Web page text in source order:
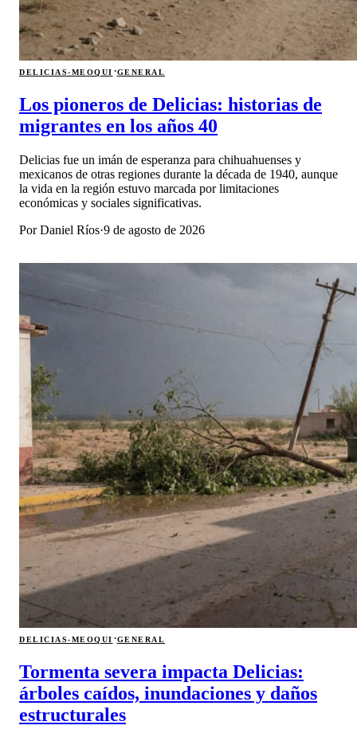
DELICIAS-MEOQUI ·GENERAL
Los pioneros de Delicias: historias de
migrantes en los años 40
Delicias fue un imán de esperanza para chihuahuenses y
mexicanos de otras regiones durante la década de 1940, aunque
la vida en la región estuvo marcada por limitaciones
económicas y sociales significativas.
PorDaniel Ríos·9 de agosto de 2026
DELICIAS-MEOQUI ·GENERAL
Tormenta severa impacta Delicias:
árboles caídos, inundaciones y daños
estructurales